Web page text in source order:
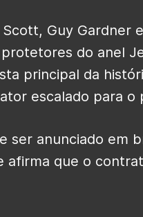
Scott, Guy Gardner
do anel
principal da
escalado para o
ser anunciado em
afirma que o